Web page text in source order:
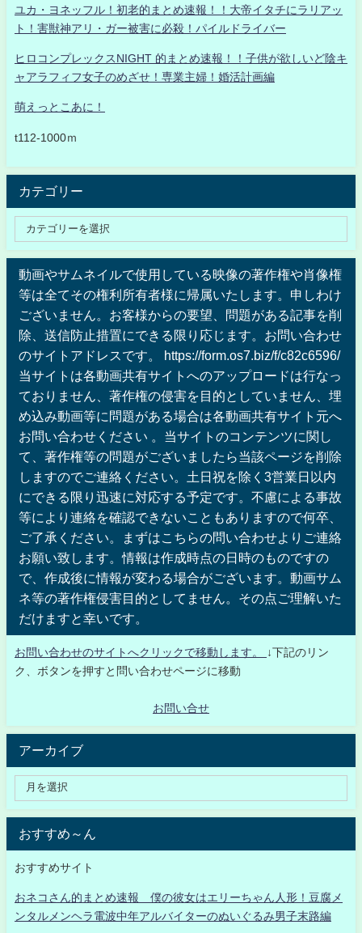
ユカ・ヨネッフル！初老的まとめ速報！！大帝イタチにラリアッ
ト！害獣神アリ・ガー被害に必殺！パイルドライバー
ヒロコンプレックスNIGHT 的まとめ速報！！子供が欲しいど陰キ
ャアラフィフ女子のめざせ！専業主婦！婚活計画編
萌えっとこあに！
t112-1000ｍ
カテゴリー
動画やサムネイルで使用している映像の著作権や肖像権
等は全てその権利所有者様に帰属いたします。申しわけ
ございません。お客様からの要望、問題がある記事を削
除、送信防止措置にできる限り応じます。お問い合わせ
のサイトアドレスです。 https://form.os7.biz/f/c82c6596/
当サイトは各動画共有サイトへのアップロードは行なっ
ておりません、著作権の侵害を目的としていません、埋
め込み動画等に問題がある場合は各動画共有サイト元へ
お問い合わせください 。当サイトのコンテンツに関し
て、著作権等の問題がございましたら当該ページを削除
しますのでご連絡ください。土日祝を除く3営業日以内
にできる限り迅速に対応する予定です。不慮による事故
等により連絡を確認できないこともありますので何卒、
ご了承ください。まずはこちらの問い合わせよりご連絡
お願い致します。情報は作成時点の日時のものですの
で、作成後に情報が変わる場合がございます。動画サム
ネ等の著作権侵害目的としてません。その点ご理解いた
だけますと幸いです。
お問い合わせのサイトへクリックで移動します。
↓下記のリン
ク、ボタンを押すと問い合わせページに移動
お問い合せ
アーカイブ
おすすめ～ん
おすすめサイト
おネコさん的まとめ速報 僕の彼女はエリーちゃん人形！豆腐メ
ンタルメンヘラ電波中年アルバイターのぬいぐるみ男子末路編